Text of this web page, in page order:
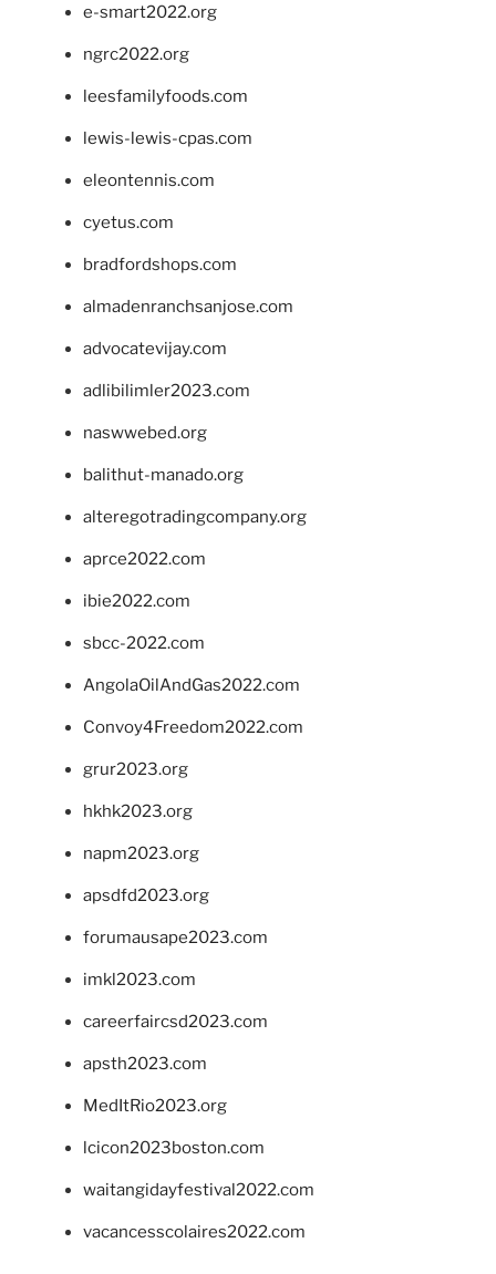
e-smart2022.org
ngrc2022.org
leesfamilyfoods.com
lewis-lewis-cpas.com
eleontennis.com
cyetus.com
bradfordshops.com
almadenranchsanjose.com
advocatevijay.com
adlibilimler2023.com
naswwebed.org
balithut-manado.org
alteregotradingcompany.org
aprce2022.com
ibie2022.com
sbcc-2022.com
AngolaOilAndGas2022.com
Convoy4Freedom2022.com
grur2023.org
hkhk2023.org
napm2023.org
apsdfd2023.org
forumausape2023.com
imkl2023.com
careerfaircsd2023.com
apsth2023.com
MedItRio2023.org
lcicon2023boston.com
waitangidayfestival2022.com
vacancesscolaires2022.com